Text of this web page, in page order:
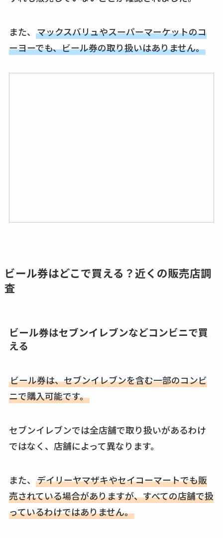
また、 マックスバリュやスーパーマーケットのコ
ーヨーでも、ビール券の取り扱いはありません。
ビール券はどこで買える？近くの販売店調
査
ビール券はセブンイレブンなどコンビニで買
える
ビール券は、セブンイレブンを含む一部のコンビ
ニで購入可能です。
セブンイレブンでは全店舗で取り扱いがあるわけ
ではなく、店舗によって異なります。
また、 デイリーヤマザキやセイコーマートでも販
売されている場合がありますが、すべての店舗で扱
っているわけではありません。